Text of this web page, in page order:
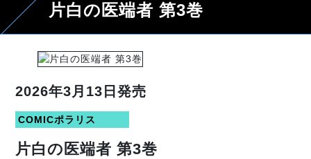
片白の医端者 第3巻
2026年3月13日発売
COMICポラリス
片白の医端者 第3巻